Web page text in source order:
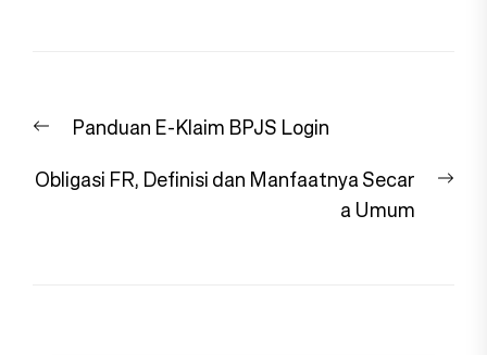
pos
PreviousPanduan E-Klaim BPJS Login
Obligasi FR, Definisi dan Manfaatnya Secar
a Umum